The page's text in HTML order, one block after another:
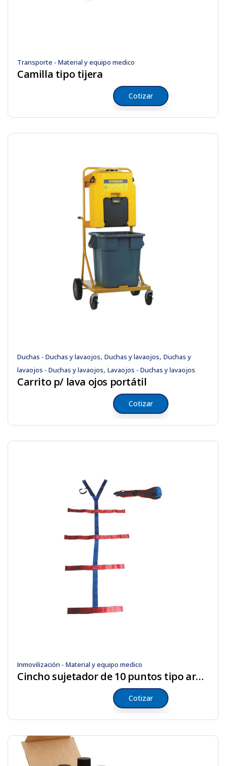
Transporte - Material y equipo medico
Camilla tipo tijera
Cotizar
Duchas - Duchas y lavaojos, Duchas y lavaojos, Duchas y
lavaojos - Duchas y lavaojos, Lavaojos - Duchas y lavaojos
Carrito p/ lava ojos portátil
Cotizar
Inmovilización - Material y equipo medico
Cincho sujetador de 10 puntos tipo araña
Cotizar